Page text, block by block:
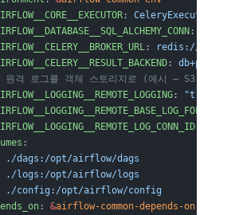
: CeleryExecutor
:
:
redis://
:
격 로그를 객체 스토리지로 (예시 — S3)
:
"true"
:
./dags:/opt/airflow/dags
./logs:/opt/airflow/logs
./config:/opt/airflow/config
: &airflow-common-depends-on